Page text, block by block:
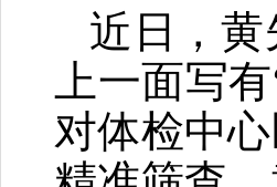
近日，
上一面写有
对体检中